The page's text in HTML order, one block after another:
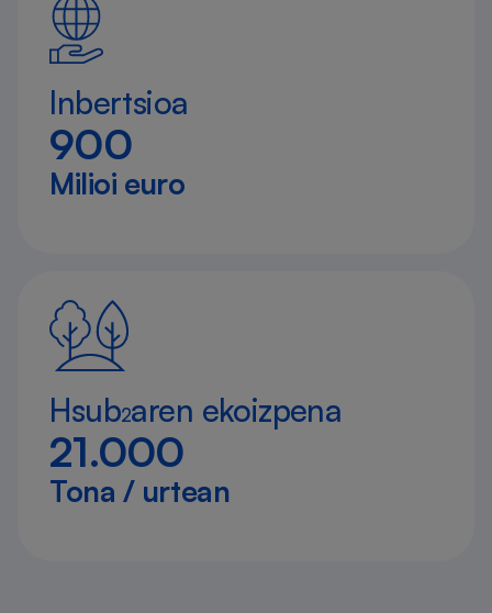
Inbertsioa
900
Milioi euro
Hsub2aren ekoizpena
21.000
Tona / urtean